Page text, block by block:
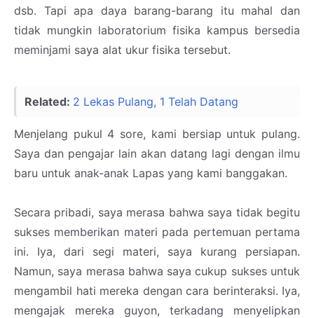
dsb. Tapi apa daya barang-barang itu mahal dan
tidak mungkin laboratorium fisika kampus bersedia
meminjami saya alat ukur fisika tersebut.
Related: 2 Lekas Pulang, 1 Telah Datang
Menjelang pukul 4 sore, kami bersiap untuk pulang.
Saya dan pengajar lain akan datang lagi dengan ilmu
baru untuk anak-anak Lapas yang kami banggakan.
Secara pribadi, saya merasa bahwa saya tidak begitu
sukses memberikan materi pada pertemuan pertama
ini. Iya, dari segi materi, saya kurang persiapan.
Namun, saya merasa bahwa saya cukup sukses untuk
mengambil hati mereka dengan cara berinteraksi. Iya,
mengajak mereka guyon, terkadang menyelipkan